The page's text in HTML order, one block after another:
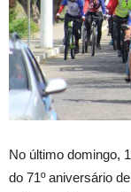
No último domingo,
do 71º aniversário